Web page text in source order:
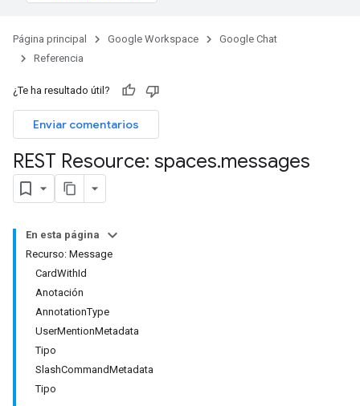
Página principal Google Workspace
Google Chat
Referencia
¿Te ha resultado útil?
Enviar comentarios
REST Resource: spaces.messages
En esta página
Recurso: Message
CardWithId
Anotación
AnnotationType
UserMentionMetadata
Tipo
SlashCommandMetadata
Tipo